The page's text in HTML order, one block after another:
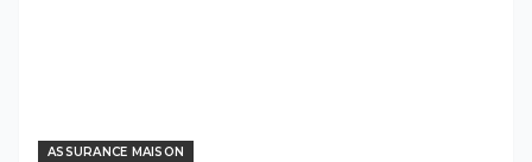
ASSURANCE MAISON